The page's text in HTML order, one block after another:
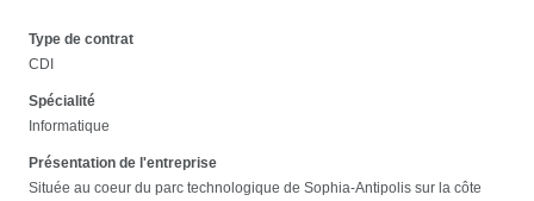
Type de contrat
CDI
Spécialité
Informatique
Présentation de l'entreprise
Située au coeur du parc technologique de Sophia-Antipolis sur la côte